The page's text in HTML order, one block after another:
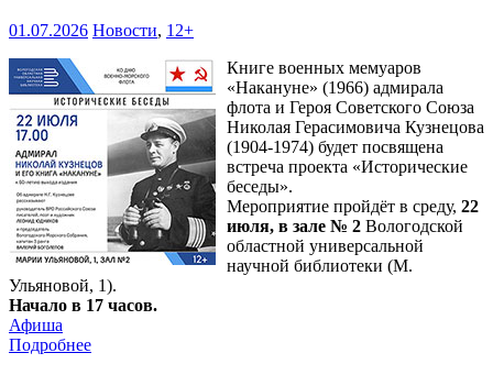
01.07.2026 Новости, 12+
Книге военных мемуаров
«Накануне» (1966) адмирала
флота и Героя Советского Союза
Николая Герасимовича Кузнецова
(1904-1974) будет посвящена
встреча проекта «Исторические
беседы».
Мероприятие пройдёт в среду, 22
июля, в зале № 2 Вологодской
областной универсальной
научной библиотеки (М.
Ульяновой, 1).
Начало в 17 часов.
Афиша
Подробнее